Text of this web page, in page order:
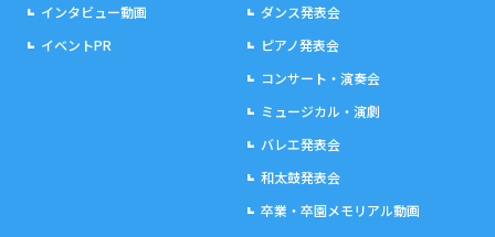
インタビュー動画
イベントPR
ダンス発表会
ピアノ発表会
コンサート・演奏会
ミュージカル・演劇
バレエ発表会
和太鼓発表会
卒業・卒園メモリアル動画